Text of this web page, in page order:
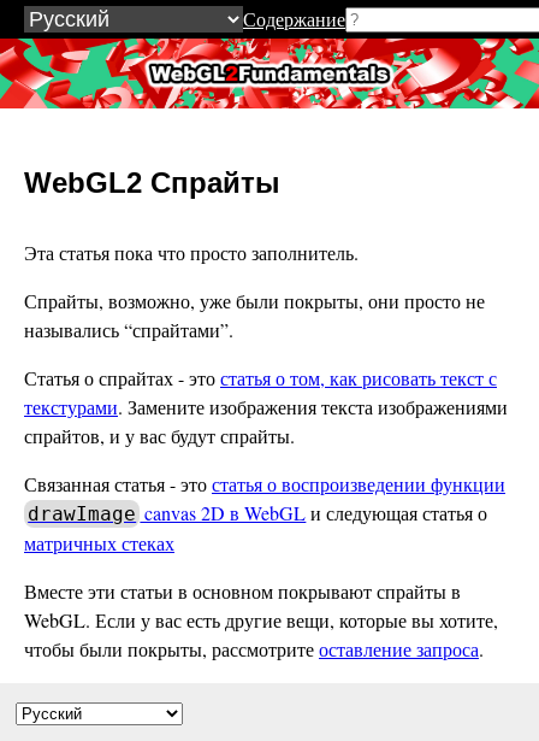
Содержание
WebGL2Fundamentals.org
WebGL2 Спрайты
Эта статья пока что просто заполнитель.
Спрайты, возможно, уже были покрыты, они просто не
назывались “спрайтами”.
Статья о спрайтах - этостатья о том, как рисовать текст с
текстурами. Замените изображения текста изображениями
спрайтов, и у вас будут спрайты.
Связанная статья - этостатья о воспроизведении функции
drawImage canvas 2D в WebGLи следующая статья о
матричных стеках
Вместе эти статьи в основном покрывают спрайты в
WebGL. Если у вас есть другие вещи, которые вы хотите,
чтобы были покрыты, рассмотритеоставление запроса.